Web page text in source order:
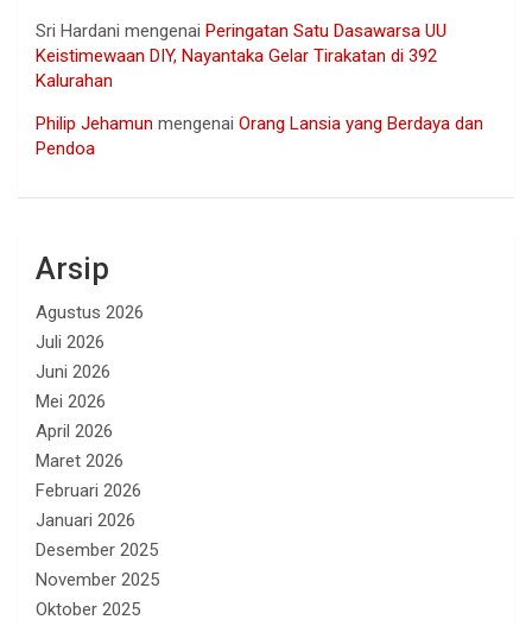
Sri Hardani mengenai Peringatan Satu Dasawarsa UU
Keistimewaan DIY, Nayantaka Gelar Tirakatan di 392
Kalurahan
Philip Jehamun mengenai Orang Lansia yang Berdaya dan
Pendoa
Arsip
Agustus 2026
Juli 2026
Juni 2026
Mei 2026
April 2026
Maret 2026
Februari 2026
Januari 2026
Desember 2025
November 2025
Oktober 2025